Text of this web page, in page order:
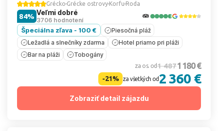
Grécko Grécke ostrovy Korfu Roda
Veľmi dobré
3706 hodnotení
84%
Špeciálna zľava - 100 €
Piesočná pláž
Ležadlá a slnečníky zdarma
Hotel priamo pri pláži
Bar na pláži
Tobogány
za os. od1 4871 180 €
-21% za všetkých od2 360 €
Zobraziť detail zájazdu